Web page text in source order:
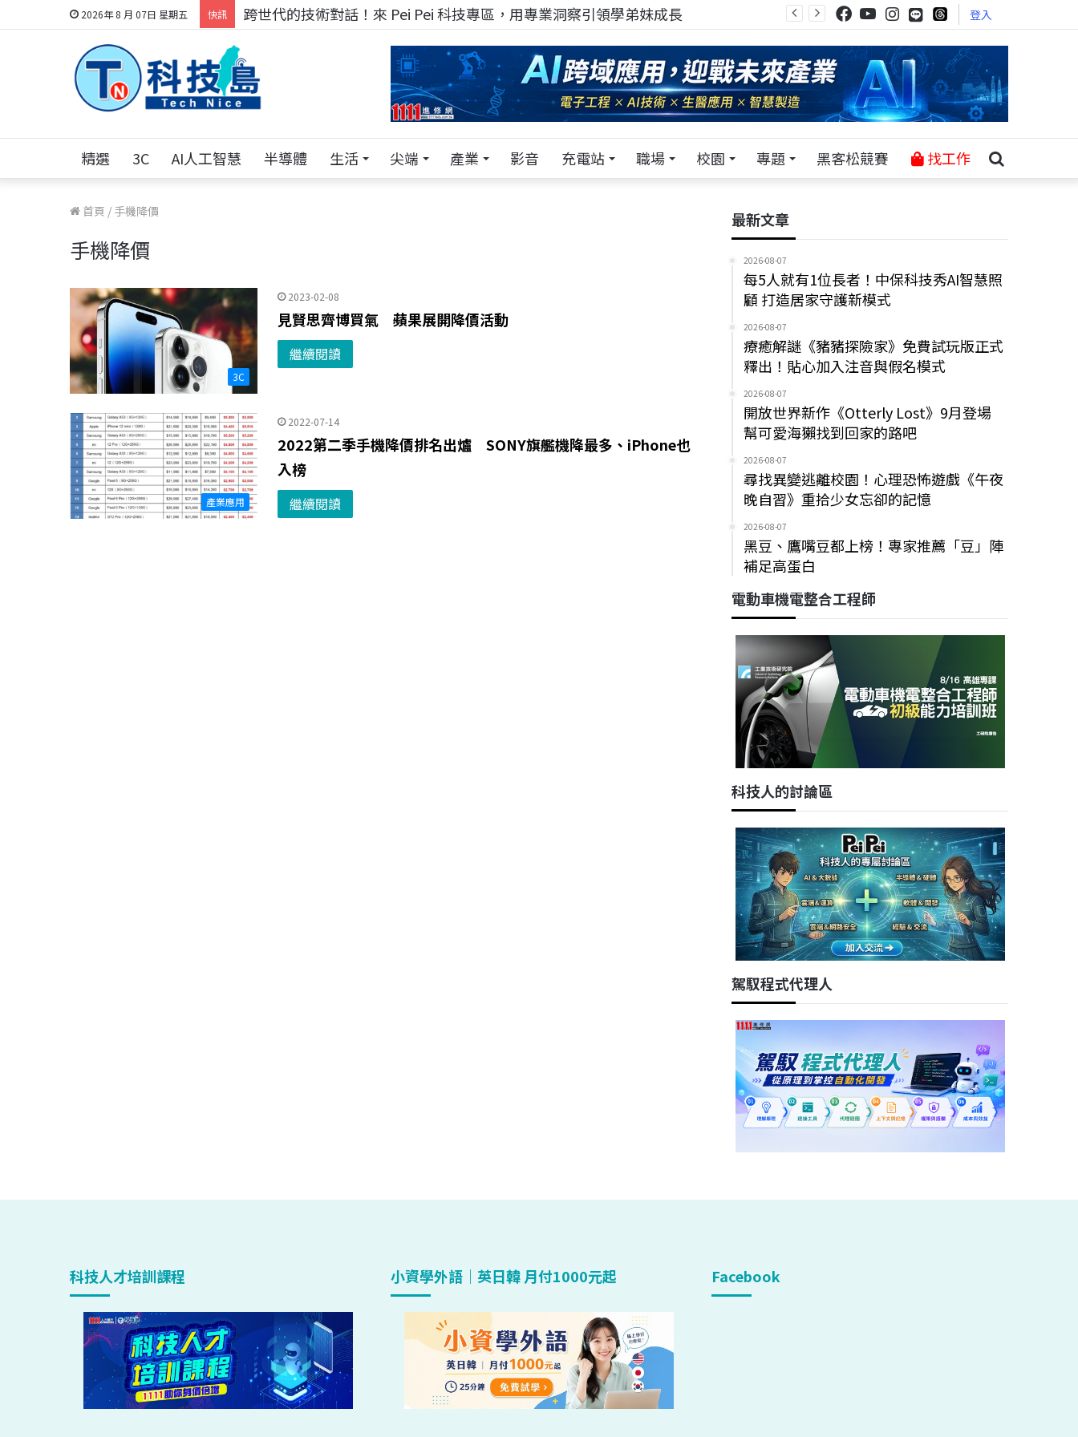
2026年 8 月 07日 星期五 快訊 科技人的經驗傳承地！在 Pei Pei 科技專區，與學弟妹交流最硬核的技術 登入
精選 3C AI人工智慧 半導體 生活 尖端 產業 影音 充電站 職場 校園 專題 黑客松競賽 找工作
首頁 / 手機降價
手機降價
3C
2023-02-08
見賢思齊博買氣 蘋果展開降價活動
繼續閱讀
產業應用
2022-07-14
2022第二季手機降價排名出爐 SONY旗艦機降最多、iPhone也
入榜
繼續閱讀
最新文章
2026-08-07
每5人就有1位長者！中保科技秀AI智慧照
顧 打造居家守護新模式
2026-08-07
療癒解謎《豬豬探險家》免費試玩版正式
釋出！貼心加入注音與假名模式
2026-08-07
開放世界新作《Otterly Lost》9月登場
幫可愛海獺找到回家的路吧
2026-08-07
尋找異變逃離校園！心理恐怖遊戲《午夜
晚自習》重拾少女忘卻的記憶
2026-08-07
黑豆、鷹嘴豆都上榜！專家推薦「豆」陣
補足高蛋白
電動車機電整合工程師
科技人的討論區
駕馭程式代理人
科技人才培訓課程 小資學外語｜英日韓 月付1000元起 Facebook